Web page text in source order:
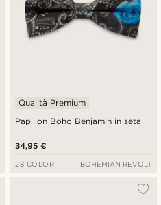
Papillon Boho Benjamin in seta
Qualità Premium
34,95 €
28 COLORI BOHEMIAN REVOLT